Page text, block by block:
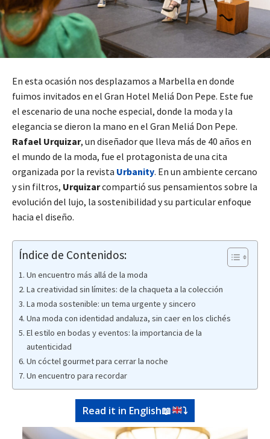
En esta ocasión nos desplazamos a Marbella en donde
fuimos invitados en el Gran Hotel Meliá Don Pepe. Este fue
el escenario de una noche especial, donde la moda y la
elegancia se dieron la mano en el Gran Meliá Don Pepe.
Rafael Urquizar, un diseñador que lleva más de 40 años en
el mundo de la moda, fue el protagonista de una cita
organizada por la revista Urbanity. En un ambiente cercano
y sin filtros, Urquizarcompartió sus pensamientos sobre la
evolución del lujo, la sostenibilidad y su particular enfoque
hacia el diseño.
Índice de Contenidos:
Un encuentro más allá de la moda
La creatividad sin límites: de la chaqueta a la colección
La moda sostenible: un tema urgente y sincero
Una moda con identidad andaluza, sin caer en los clichés
El estilo en bodas y eventos: la importancia de la
autenticidad
Un cóctel gourmet para cerrar la noche
Un encuentro para recordar
Read it in English📖 ⤵️